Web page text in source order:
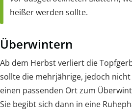
heißer werden sollte.
Überwintern
Ab dem Herbst verliert die
sollte die mehrjährige, jedoch
einen passenden Ort zum
Sie begibt sich dann in eine